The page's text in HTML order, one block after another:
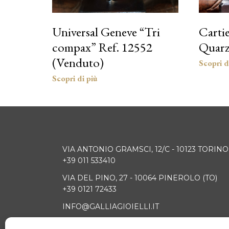
Universal Geneve “Tri
compax” Ref. 12552
(Venduto)
VIA ANTONIO GRAMSCI, 12/C - 10123 TORINO
+39 011 533410
VIA DEL PINO, 27 - 10064 PINEROLO (TO)
+39 0121 72433
INFO@GALLIAGIOIELLI.IT